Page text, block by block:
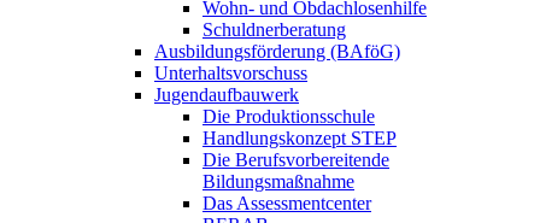
Wohn- und Obdachlosenhilfe
Schuldnerberatung
Ausbildungsförderung (BAföG)
Unterhaltsvorschuss
Jugendaufbauwerk
Die Produktionsschule
Handlungskonzept STEP
Die Berufsvorbereitende
Bildungsmaßnahme
Das Assessmentcenter